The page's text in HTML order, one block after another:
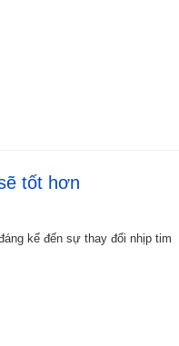
tốt hơn
kể đến sự thay đổi nhịp tim